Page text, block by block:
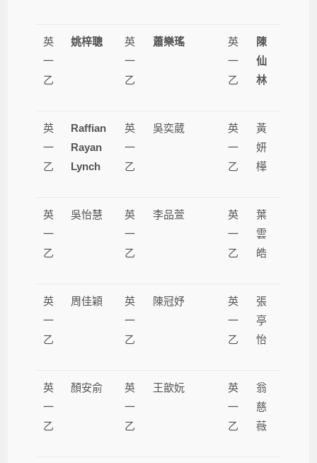
英
一
乙
姚梓聰
英
一
乙
蕭樂瑤
英
一
乙
陳
仙
林
英
一
乙
Raffian
Rayan
Lynch
英
一
乙
吳奕葳
英
一
乙
黃
妍
樺
英
一
乙
吳怡慧
英
一
乙
李品萱
英
一
乙
葉
雲
皓
英
一
乙
周佳穎
英
一
乙
陳冠妤
英
一
乙
張
亭
怡
英
一
乙
顏安俞
英
一
乙
王歆妧
英
一
乙
翁
慈
薇